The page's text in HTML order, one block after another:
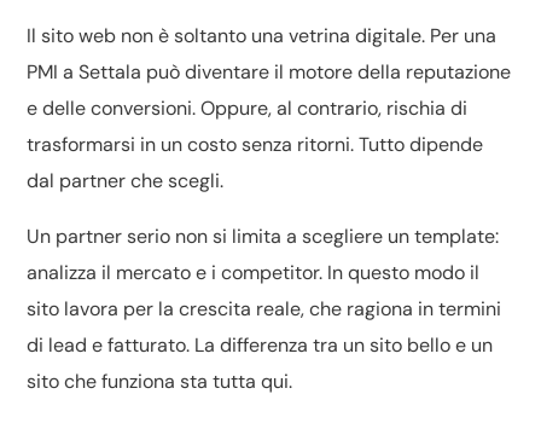
Il sito web non è soltanto una vetrina digitale. Per una
PMI a Settala può diventare il motore della reputazione
e delle conversioni. Oppure, al contrario, rischia di
trasformarsi in un costo senza ritorni. Tutto dipende
dal partner che scegli.
Un partner serio non si limita a scegliere un template:
analizza il mercato e i competitor. In questo modo il
sito lavora per la crescita reale, che ragiona in termini
di lead e fatturato. La differenza tra un sito bello e un
sito che funziona sta tutta qui.